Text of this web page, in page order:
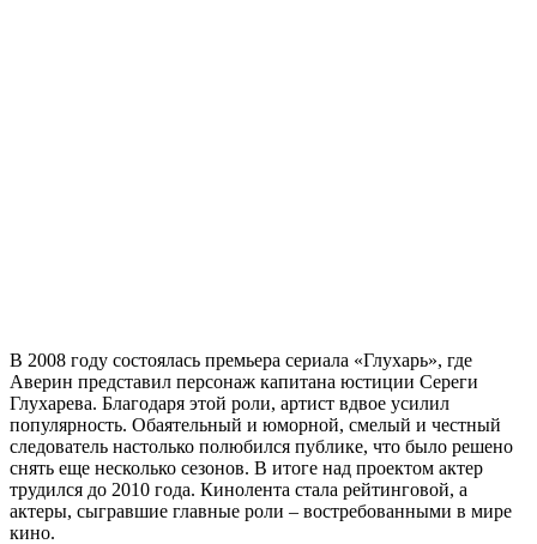
В 2008 году состоялась премьера сериала «Глухарь», где
Аверин представил персонаж капитана юстиции Сереги
Глухарева. Благодаря этой роли, артист вдвое усилил
популярность. Обаятельный и юморной, смелый и честный
следователь настолько полюбился публике, что было решено
снять еще несколько сезонов. В итоге над проектом актер
трудился до 2010 года. Кинолента стала рейтинговой, а
актеры, сыгравшие главные роли – востребованными в мире
кино.